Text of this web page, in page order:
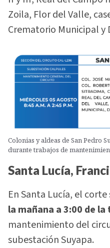
Zoila, Flor del Valle,
Crematorio Municipal y
Colonias y aldeas de San Pedro
durante trabajos de
Santa Lucía,
En Santa Lucía, el
la mañana a 3:00 de
mantenimiento del
subestación Suyapa.